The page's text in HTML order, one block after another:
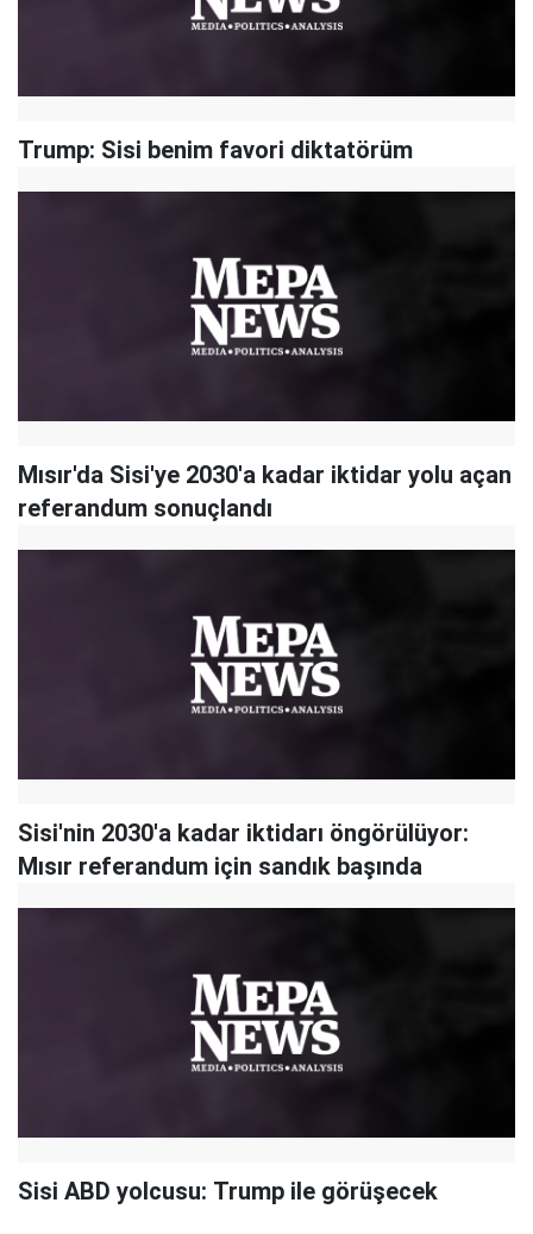
Trump: Sisi benim favori diktatörüm
Mısır'da Sisi'ye 2030'a kadar iktidar yolu açan
referandum sonuçlandı
Sisi'nin 2030'a kadar iktidarı öngörülüyor:
Mısır referandum için sandık başında
Sisi ABD yolcusu: Trump ile görüşecek